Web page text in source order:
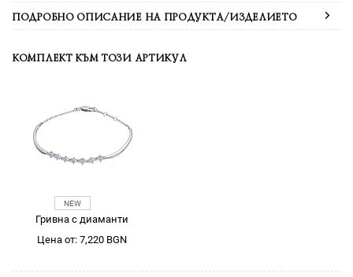
ПОДРОБНО ОПИСАНИЕ НА ПРОДУКТА/ИЗДЕЛИЕТО
КОМПЛЕКТ КЪМ ТОЗИ АРТИКУЛ
Гривна с диаманти
Цена от: 7,220 BGN